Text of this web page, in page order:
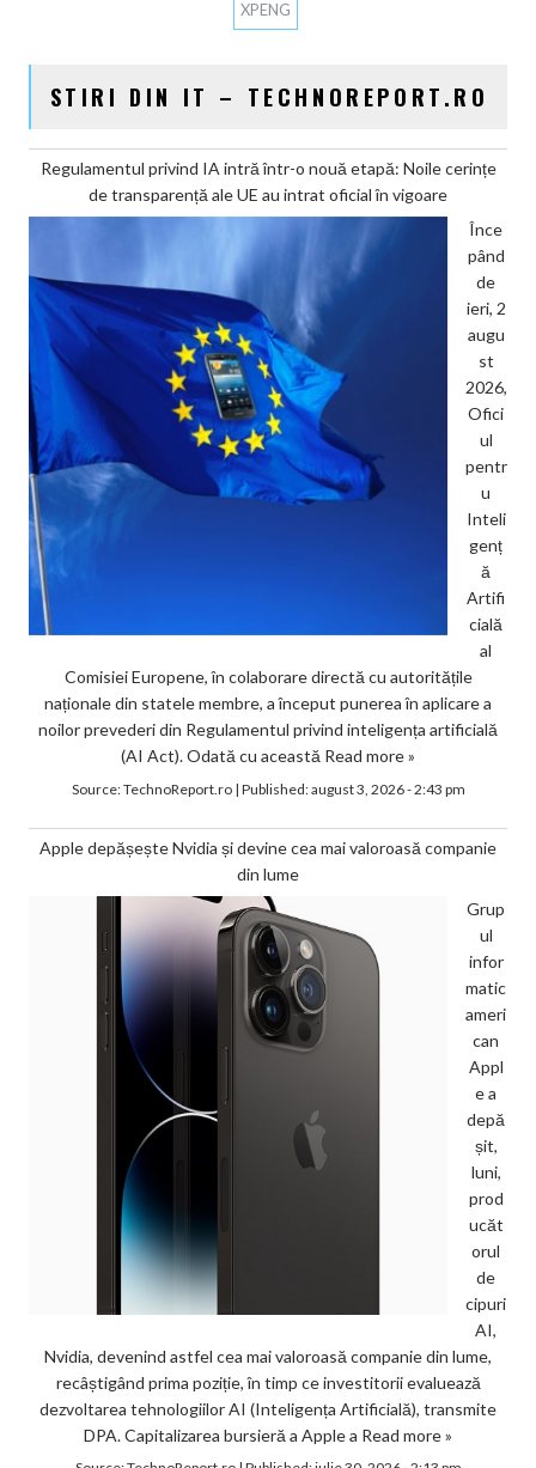
XPENG
STIRI DIN IT – TECHNOREPORT.RO
Regulamentul privind IA intră într-o nouă etapă: Noile cerințe
de transparență ale UE au intrat oficial în vigoare
Înce
pând
de
ieri, 2
augu
st
2026,
Ofici
ul
pentr
u
Inteli
genț
ă
Artifi
cială
al
Comisiei Europene, în colaborare directă cu autoritățile
naționale din statele membre, a început punerea în aplicare a
noilor prevederi din Regulamentul privind inteligența artificială
(AI Act). Odată cu această Read more »
Source:TechnoReport.ro| Published:august 3, 2026 - 2:43 pm
Apple depășește Nvidia și devine cea mai valoroasă companie
din lume
Grup
ul
infor
matic
ameri
can
Appl
e a
depă
șit,
luni,
prod
ucăt
orul
de
cipuri
AI,
Nvidia, devenind astfel cea mai valoroasă companie din lume,
recâștigând prima poziție, în timp ce investitorii evaluează
dezvoltarea tehnologiilor AI (Inteligența Artificială), transmite
DPA. Capitalizarea bursieră a Apple a Read more »